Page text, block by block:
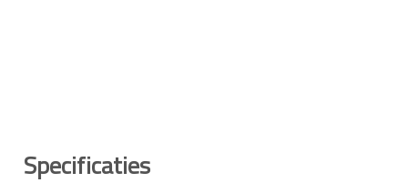
Specificaties